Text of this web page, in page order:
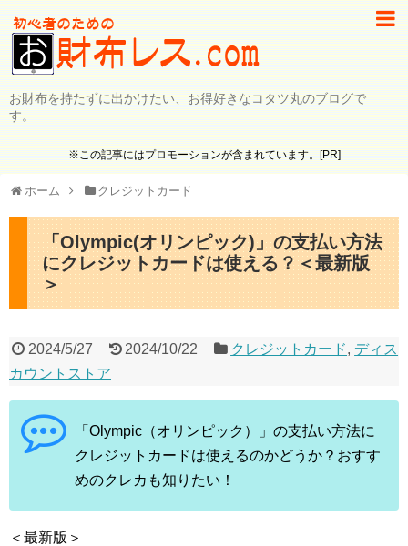
お財布を持たずに出かけたい、お得好きなコタツ丸のブログで
す。
※この記事にはプロモーションが含まれています。[PR]
ホーム クレジットカード
「Olympic(オリンピック)」の支払い方法
にクレジットカードは使える？＜最新版
＞
2024/5/27 2024/10/22 クレジットカード, ディス
カウントストア
「Olympic（オリンピック）」の支払い方法に
クレジットカードは使えるのかどうか？おすす
めのクレカも知りたい！
＜最新版＞